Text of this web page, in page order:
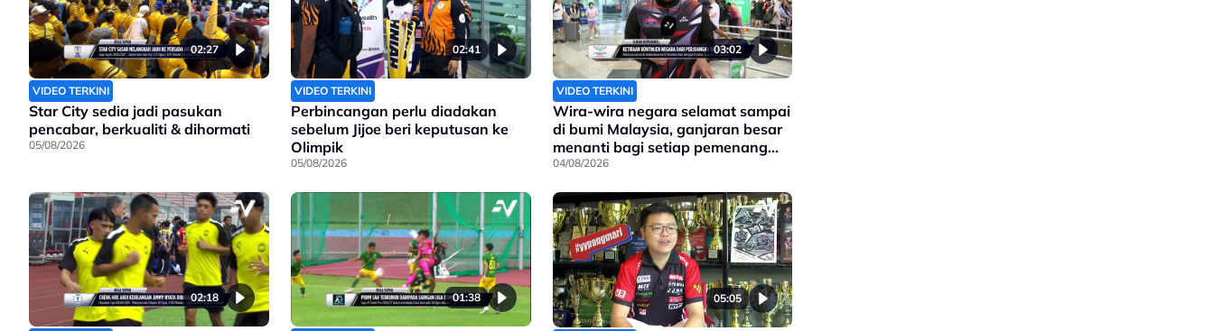
02:27
VIDEO TERKINI
Star City sedia jadi pasukan
pencabar, berkualiti & dihormati
05/08/2026
02:41
VIDEO TERKINI
Perbincangan perlu diadakan
sebelum Jijoe beri keputusan ke
Olimpik
05/08/2026
03:02
VIDEO TERKINI
Wira-wira negara selamat sampai
di bumi Malaysia, ganjaran besar
menanti bagi setiap pemenang
pingat di Sukan Komanwel 2026
04/08/2026
02:18 01:38 05:05